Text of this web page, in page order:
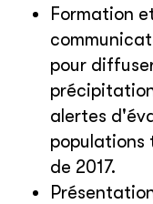
Formation
pour
alertes
populations
de 2017.